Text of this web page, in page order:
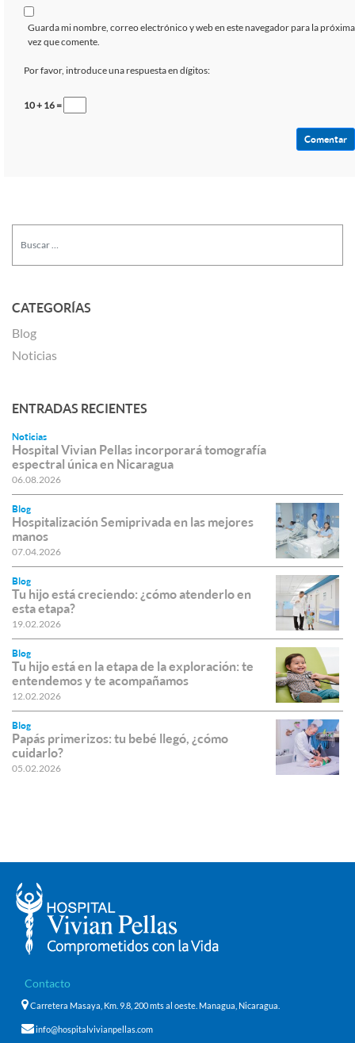
Guarda mi nombre, correo electrónico y web en este navegador para la próxima
vez que comente.
Por favor, introduce una respuesta en dígitos:
10 + 16 =
CATEGORÍAS
Blog
Noticias
ENTRADAS RECIENTES
Noticias
Hospital Vivian Pellas incorporará tomografía
espectral única en Nicaragua
06.08.2026
Blog
Hospitalización Semiprivada en las mejores
manos
07.04.2026
Blog
Tu hijo está creciendo: ¿cómo atenderlo en
esta etapa?
19.02.2026
Blog
Tu hijo está en la etapa de la exploración: te
entendemos y te acompañamos
12.02.2026
Blog
Papás primerizos: tu bebé llegó, ¿cómo
cuidarlo?
05.02.2026
Contacto
Carretera Masaya, Km. 9.8, 200 mts al oeste. Managua, Nicaragua.
info@hospitalvivianpellas.com